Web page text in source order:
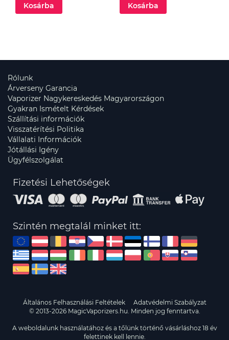
Kosárba Kosárba
Rólunk
Árverseny Garancia
Vaporizer Nagykereskedés Magyarországon
Gyakran Ismételt Kérdések
Szállítási információk
Visszatérítési Politika
Vállalati Információk
Jótállási Igény
Ügyfélszolgálat
Fizetési Lehetőségek
Szintén megtalál minket itt:
Általános Felhasználási Feltételek
Adatvédelmi Szabályzat
© 2013-2026 MagicVaporizers.hu. Minden jog fenntartva.
A weboldalunk használatához és a tőlünk történő vásárláshoz 18 év
felettinek kell lennie.